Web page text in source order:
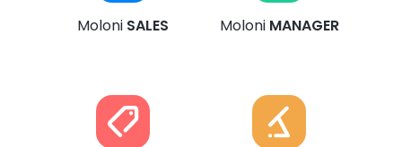
Moloni SALES Moloni MANAGER